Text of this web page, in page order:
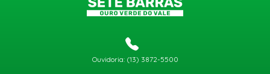
Ouvidoria: (13) 3872-5500